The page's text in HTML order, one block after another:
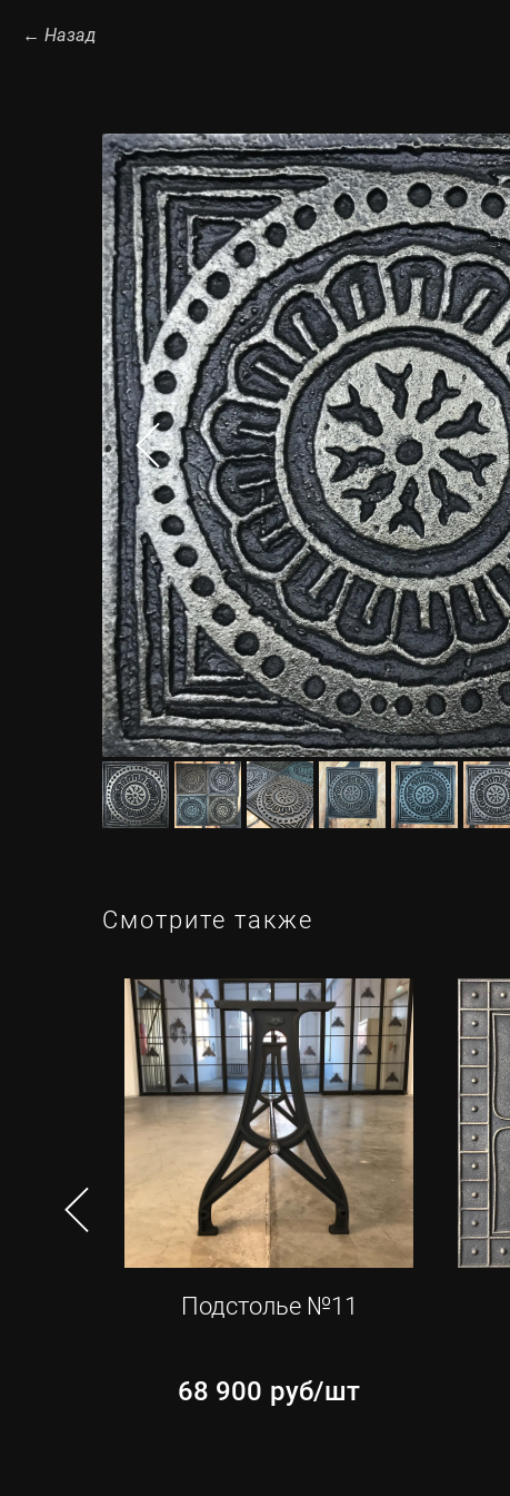
Назад
Смотрите также
Подстолье №11
68 900 руб/шт